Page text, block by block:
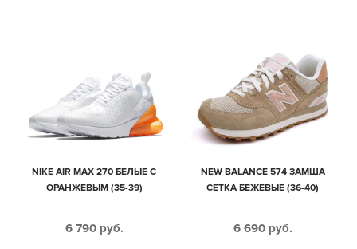
NIKE AIR MAX 270 БЕЛЫЕ С
ОРАНЖЕВЫМ (35-39)
6 790 руб.
NEW BALANCE 574 ЗАМША
СЕТКА БЕЖЕВЫЕ (36-40)
6 690 руб.